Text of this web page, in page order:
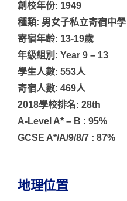
創校年份: 1949
種類: 男女子私立寄宿中學
寄宿年齡: 13-19歲
年級組別: Year 9 – 13
學生人數: 553人
寄宿人數: 469人
2018學校排名: 28th
A-Level A* – B : 95%
GCSE A*/A/9/8/7 : 87%
地理位置